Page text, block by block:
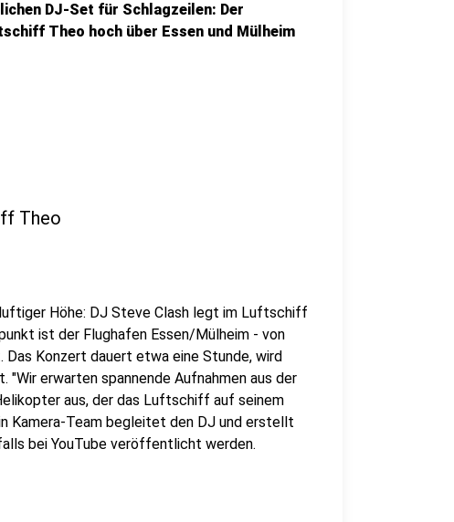
DJ-Set für Schlagzeilen: Der
Theo hoch über Essen und Mülheim
Theo
Höhe: DJ Steve Clash legt im Luftschiff
ist der Flughafen Essen/Mülheim - von
Konzert dauert etwa eine Stunde, wird
erwarten spannende Aufnahmen aus der
aus, der das Luftschiff auf seinem
Kamera-Team begleitet den DJ und erstellt
bei YouTube veröffentlicht werden.